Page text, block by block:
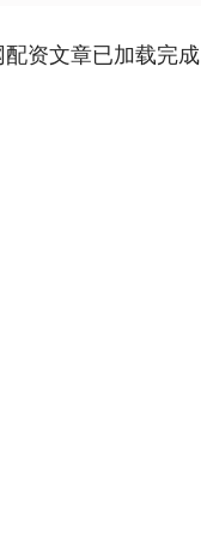
资文章已加载完成